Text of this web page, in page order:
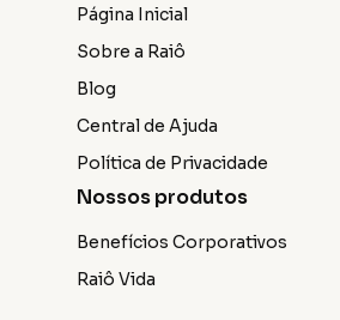
Página Inicial
Sobre a Raiô
Blog
Central de Ajuda
Política de Privacidade
Nossos produtos
Benefícios Corporativos
Raiô Vida